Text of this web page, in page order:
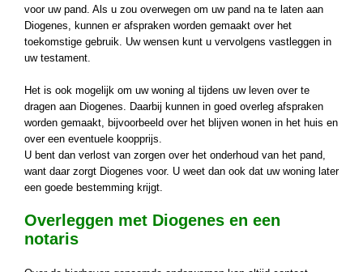
voor uw pand. Als u zou overwegen om uw pand na te laten aan
Diogenes, kunnen er afspraken worden gemaakt over het
toekomstige gebruik. Uw wensen kunt u vervolgens vastleggen in
uw testament.
Het is ook mogelijk om uw woning al tijdens uw leven over te
dragen aan Diogenes. Daarbij kunnen in goed overleg afspraken
worden gemaakt, bijvoorbeeld over het blijven wonen in het huis en
over een eventuele koopprijs.
U bent dan verlost van zorgen over het onderhoud van het pand,
want daar zorgt Diogenes voor. U weet dan ook dat uw woning later
een goede bestemming krijgt.
Overleggen met Diogenes en een
notaris